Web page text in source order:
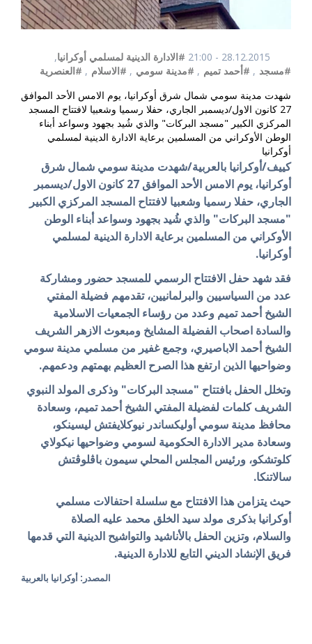
28.12.2015 - 21:00 #الادارة الدينية لمسلمي أوكرانيا,
#مسجد , #أحمد تميم , #مدينة سومي , #الاسلام , #العنصرية
شهدت مدينة سومي شمال شرق أوكرانيا، يوم الامس الأحد الموافق
27 كانون الاول/ديسمبر الجاري، حفلا رسميا وشعبيا لافتتاح المسجد
المركزي الكبير "مسجد البركات" والذي شُيد بجهود وسواعد أبناء
الوطن الأوكراني من المسلمين برعاية الادارة الدينية لمسلمي
أوكرانيا
كييف/أوكرانيا بالعربية/شهدت مدينة سومي شمال شرق
أوكرانيا، يوم الامس الأحد الموافق 27 كانون الاول/ديسمبر
الجاري، حفلا رسميا وشعبيا لافتتاح المسجد المركزي الكبير
"مسجد البركات" والذي شُيد بجهود وسواعد أبناء الوطن
الأوكراني من المسلمين برعاية الادارة الدينية لمسلمي
أوكرانيا.
فقد شهد حفل الافتتاح الرسمي للمسجد حضور ومشاركة
عدد من السياسيين والبرلمانيين، تقدمهم فضيلة المفتي
الشيخ أحمد تميم وعدد من رؤساء الجمعيات الاسلامية
والسادة اصحاب الفضيلة المشايخ ومبعوث الازهر الشريف
الشيخ أحمد الاباصيري، وجمع غفير من مسلمي مدينة سومي
وضواحيها الذين ارتفع هذا الصرح العظيم بهمتهم ودعمهم.
وتخلل الحفل بافتتاح "مسجد البركات" وذكرى المولد النبوي
الشريف كلمات لفضيلة المفتي الشيخ أحمد تميم، وسعادة
محافظ مدينة سومي أوليكساندر نيوكلايفتش ليسينكو،
وسعادة مدير الادارة الحكومية لسومي وضواحيها نيكولاي
كلوتشكو، ورئيس المجلس المحلي سيمون باڤلوڤتش
سالاتنكا.
حيث يتزامن هذا الافتتاح مع سلسلة احتفالات مسلمي
أوكرانيا بذكرى مولد سيد الخلق محمد عليه الصلاة
والسلام، وتزين الحفل بالأناشيد والتواشيح الدينية التي قدمها
فريق الإنشاد الديني التابع للادارة الدينية.
المصدر: أوكرانيا بالعربية